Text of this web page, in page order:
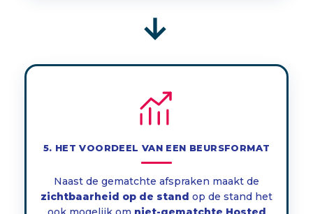
→
5. HET VOORDEEL VAN EEN BEURSFORMAT
Naast de gematchte afspraken maakt de
zichtbaarheid op de stand op de stand het